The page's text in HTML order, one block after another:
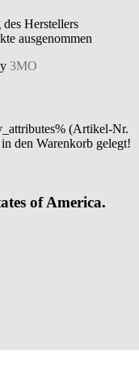
Herstellers
ausgenommen
3MO
(Artikel-Nr.
den Warenkorb gelegt!
of America.